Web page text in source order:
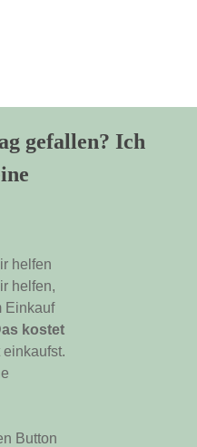
gefallen? Ich
helfen
helfen,
Einkauf
kostet
einkaufst.
Button